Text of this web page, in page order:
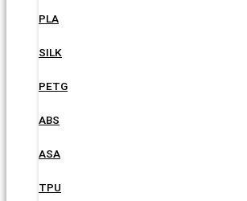
PLA
SILK
PETG
ABS
ASA
TPU